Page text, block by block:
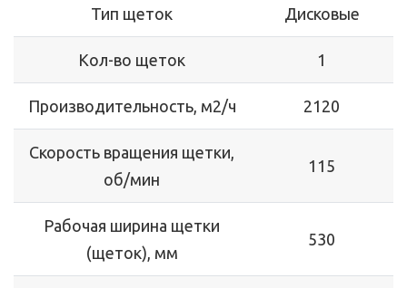
Тип щеток Дисковые
Кол-во щеток 1
Производительность, м2/ч 2120
Скорость вращения щетки,
об/мин
115
Рабочая ширина щетки
(щеток), мм
530